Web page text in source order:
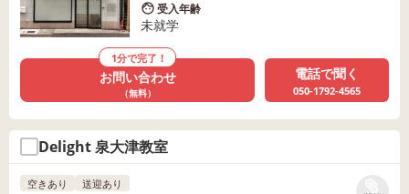
受入年齢
未就学
1分で完了！
お問い合わせ
（無料）
電話で聞く
050-1792-4565
Delight 泉大津教室
空きあり 送迎あり